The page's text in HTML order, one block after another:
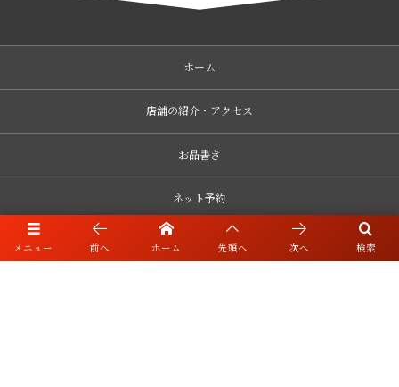
ホーム
店舗の紹介・アクセス
お品書き
ネット予約
ブログ・リンク
メニュー 検索
前へ ホーム 先頭へ 次へ